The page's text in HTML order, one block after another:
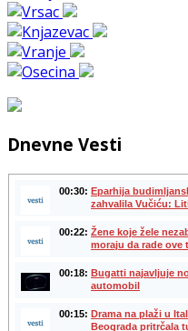
Dnevne Vesti